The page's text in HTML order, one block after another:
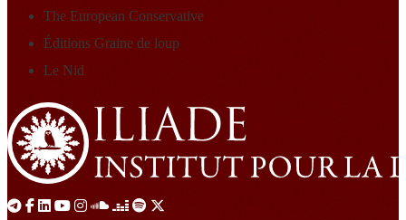
The European Conservative
Éditions Graine de loup
Le Nid